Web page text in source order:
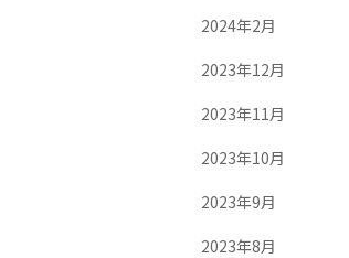
2024年2月
2023年12月
2023年11月
2023年10月
2023年9月
2023年8月